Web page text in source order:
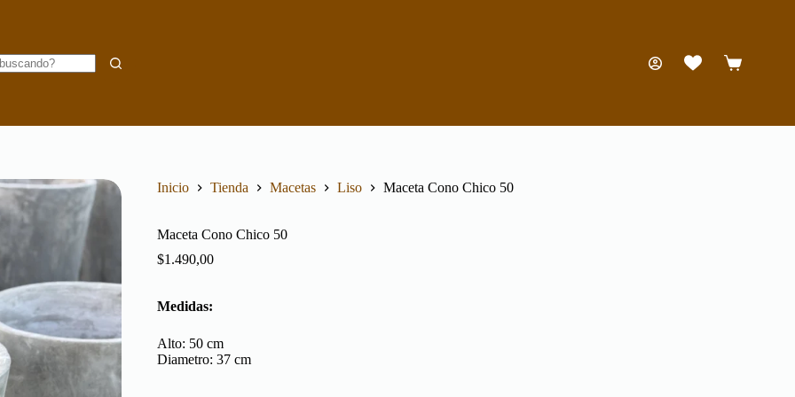
Carro
Inicio Tienda Macetas Liso Maceta Cono Chico 50
Maceta Cono Chico 50
$1.490,00
Medidas:
Alto: 50cm
Diametro: 37cm